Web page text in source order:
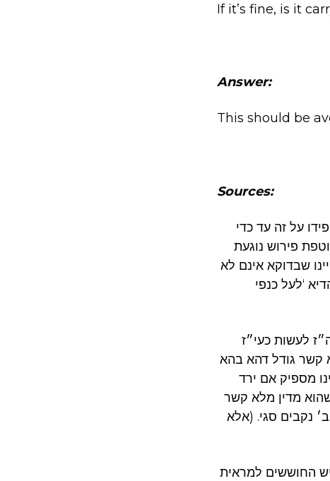
If it’s fine, is it
Answer:
This should be
Sources:
על זה עד כדי
פירוש נוגעת
שבדוקא אינם לא
‘לעל כנפי
לעשות כעי״ז
קשר גודל דהא בהא
מספיק אם ירד
מדין מלא קשר
נקבים סגי. (אלא
החוששים למראית